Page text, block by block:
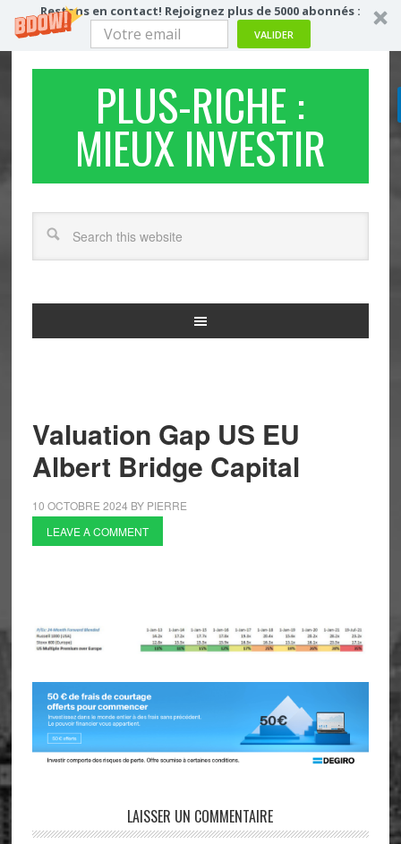
Restons en contact! Rejoignez plus de 5000 abonnés :
VALIDER
PLUS-RICHE :
MIEUX INVESTIR
Valuation Gap US EU
Albert Bridge Capital
10 OCTOBRE 2024 BY PIERRE
LEAVE A COMMENT
LAISSER UN COMMENTAIRE